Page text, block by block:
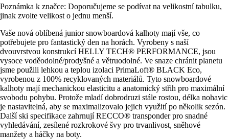
Poznámka k značce: Doporučujeme se podívat na velikostní tabulku,
jinak zvolte velikost o jednu menší.
Vaše nová oblíbená junior snowboardová kalhoty mají vše, co
potřebujete pro fantastický den na horách. Vyrobeny s naší
dvouvrstvou konstrukcí HELLY TECH® PERFORMANCE, jsou
vysoce voděodolné/prodyšné a větruodolné. Ve snaze chránit planetu
jsme použili lehkou a teplou izolaci PrimaLoft® BLACK Eco,
vyrobenou z 100% recyklovaných materiálů. Tyto snowboardové
kalhoty mají mechanickou elasticitu a anatomický střih pro maximální
svobodu pohybu. Protože mladí dobrodruzi stále rostou, délka nohavic
je nastavitelná, aby se maximalizovalo jejich využití po několik sezón.
Další ski specifikace zahrnují RECCO® transponder pro snadné
vyhledávání, zesílené rozkrokové švy pro trvanlivost, sněhové
manžety a háčky na boty.